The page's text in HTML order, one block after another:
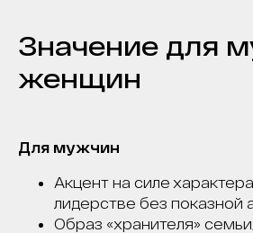
Значение для
женщин
Для мужчин
Акцент на силе
лидерстве без показной
Образ «хранителя»